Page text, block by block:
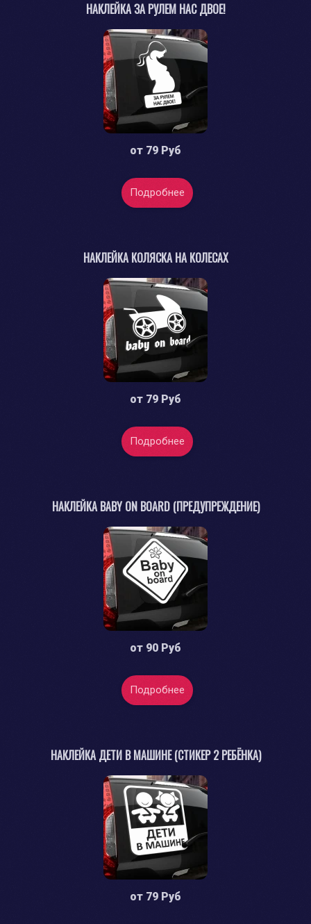
НАКЛЕЙКА ЗА РУЛЕМ НАС ДВОЕ!
от 79 Руб
Подробнее
НАКЛЕЙКА КОЛЯСКА НА КОЛЕСАХ
от 79 Руб
Подробнее
НАКЛЕЙКА BABY ON BOARD (ПРЕДУПРЕЖДЕНИЕ)
от 90 Руб
Подробнее
НАКЛЕЙКА ДЕТИ В МАШИНЕ (СТИКЕР 2 РЕБЁНКА)
от 79 Руб